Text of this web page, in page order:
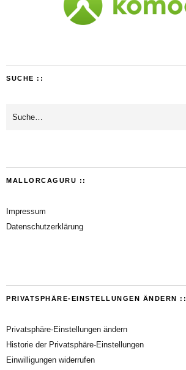
SUCHE ::
MALLORCAGURU ::
Impressum
Datenschutzerklärung
PRIVATSPHÄRE-EINSTELLUNGEN ÄNDERN ::
Privatsphäre-Einstellungen ändern
Historie der Privatsphäre-Einstellungen
Einwilligungen widerrufen